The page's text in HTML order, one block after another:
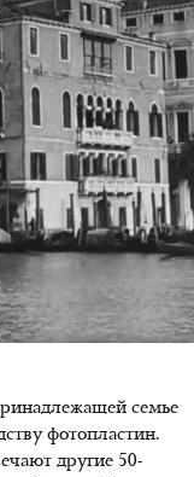
семье
фотопластин.
другие 50-